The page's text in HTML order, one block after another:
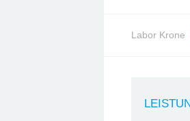
Labor Krone